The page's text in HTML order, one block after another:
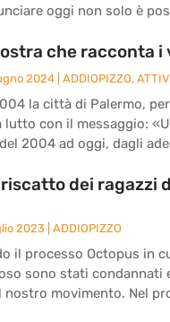
oggi non solo è
che racconta
2024 ADDIOPIZZO,
la città di Palermo,
con il messaggio:
2004 ad oggi, dagli
dei ragazzi
2023 ADDIOPIZZO
il processo Octopus in
sono stati condannati
nostro movimento. Nel